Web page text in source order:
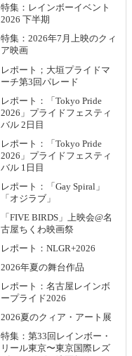
特集：レインボーイベント
2026 下半期
特集：2026年7月上映のクィ
ア映画
レポート；大垣プライドマ
ーチ第3回パレード
レポート：「Tokyo Pride
2026」プライドフェスティ
バル 2日目
レポート：「Tokyo Pride
2026」プライドフェスティ
バル 1日目
レポート：「Gay Spiral」
「オジラブ」
「FIVE BIRDS」上映会@名
古屋ちくわ映画祭
レポート：NLGR+2026
2026年夏の舞台作品
レポート：名古屋レインボ
ープライド2026
2026夏のクィア・アート展
特集：第33回レインボー・
リール東京〜東京国際レズ